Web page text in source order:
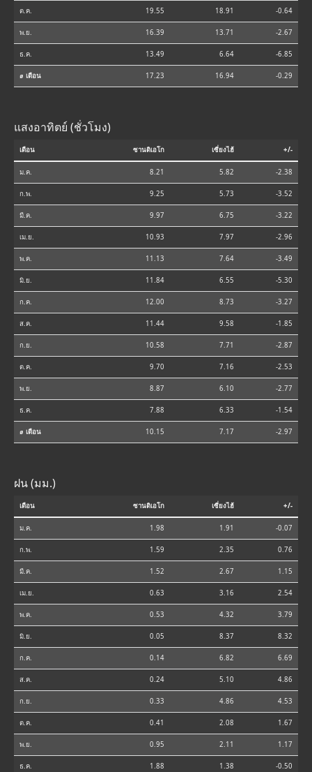
ต.ค. 19.55 18.91 -0.64
พ.ย. 16.39 13.71 -2.67
ธ.ค. 13.49 6.64 -6.85
⌀ เดือน 17.23 16.94 -0.29
แสงอาทิตย์ (ชั่วโมง)
เดือน ซานดิเอโก เซี่ยงไฮ้ +/-
ม.ค. 8.21 5.82 -2.38
ก.พ. 9.25 5.73 -3.52
มี.ค. 9.97 6.75 -3.22
เม.ย. 10.93 7.97 -2.96
พ.ค. 11.13 7.64 -3.49
มิ.ย. 11.84 6.55 -5.30
ก.ค. 12.00 8.73 -3.27
ส.ค. 11.44 9.58 -1.85
ก.ย. 10.58 7.71 -2.87
ต.ค. 9.70 7.16 -2.53
พ.ย. 8.87 6.10 -2.77
ธ.ค. 7.88 6.33 -1.54
⌀ เดือน 10.15 7.17 -2.97
ฝน (มม.)
เดือน ซานดิเอโก เซี่ยงไฮ้ +/-
ม.ค. 1.98 1.91 -0.07
ก.พ. 1.59 2.35 0.76
มี.ค. 1.52 2.67 1.15
เม.ย. 0.63 3.16 2.54
พ.ค. 0.53 4.32 3.79
มิ.ย. 0.05 8.37 8.32
ก.ค. 0.14 6.82 6.69
ส.ค. 0.24 5.10 4.86
ก.ย. 0.33 4.86 4.53
ต.ค. 0.41 2.08 1.67
พ.ย. 0.95 2.11 1.17
ธ.ค. 1.88 1.38 -0.50